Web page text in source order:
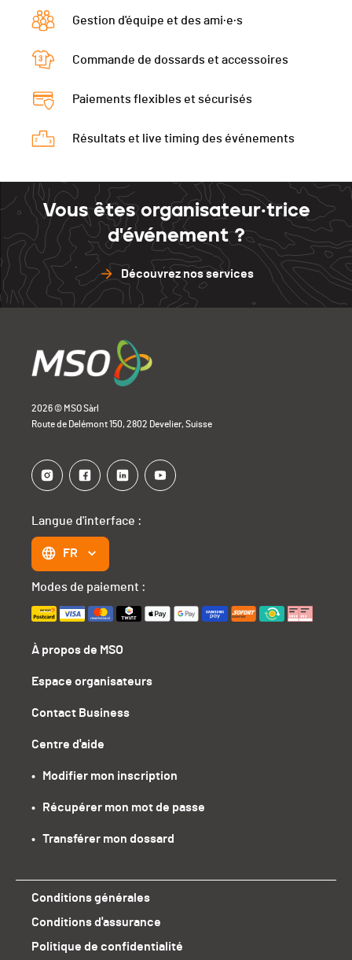
Gestion d'équipe et des ami·e·s
Commande de dossards et accessoires
Paiements flexibles et sécurisés
Résultats et live timing des événements
Vous êtes organisateur·trice
d'événement ?
Découvrez nos services
2026 © MSO Sàrl
Route de Delémont 150, 2802 Develier, Suisse
À propos de MSO
Espace organisateurs
Contact Business
Centre d'aide
•   Modifier mon inscription
•   Récupérer mon mot de passe
•   Transférer mon dossard
Langue d'interface :
FR
Modes de paiement :
Conditions générales
Conditions d'assurance
Politique de confidentialité